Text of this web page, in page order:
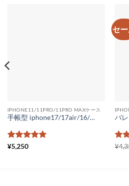
IPHONE11/11PRO/11PRO MAXケース
手帳型 iphone17/17air/16/16pro ケース ヴィトン iphone15/15pro max ケース コピー 手帳型 ルイヴィトンスマホケースiPhone14 14pro モノグラム ビィトン iPhone13/12 携帯 ケース ダミエ柄 メンズ レディース
5段階中
¥5,250
セ
5段
¥